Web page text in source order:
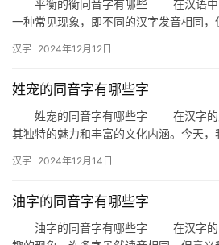
平衡的衡同音字有哪些 在汉语中，
一种常见现象，即不同的汉字发音相同
在…
汉字 2024年12月12日
姓宠的同音字有哪些字
姓宠的同音字有哪些字 在汉字的
其独特的魅力和丰富的文化内涵。今天，
汉字 2024年12月14日
油字的同音字有哪些字
油字的同音字有哪些字 在汉字的